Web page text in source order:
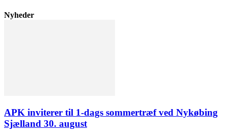
Nyheder
APK inviterer til 1-dags sommertræf ved Nykøbing
Sjælland 30. august